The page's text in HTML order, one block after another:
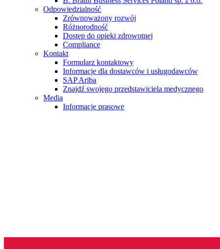
Odpowiedzialność
Zrównoważony rozwój
Różnorodność
Dostęp do opieki zdrowotnej
Compliance
Kontakt
Formularz kontaktowy
Informacje dla dostawców i usługodawców
SAP Ariba
Znajdź swojego przedstawiciela medycznego
Media
Informacje prasowe